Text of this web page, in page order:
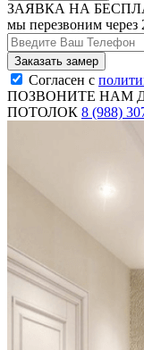
ЗАЯВКА НА
мы перезвоним
Согласен с
ПОЗВОНИТЕ НАМ
ПОТОЛОК 8 (988)